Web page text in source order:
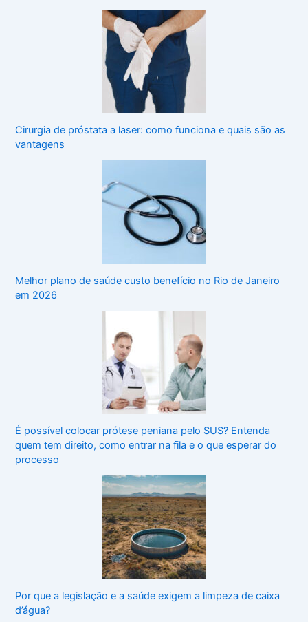
Cirurgia de próstata a laser: como funciona e quais são as
vantagens
Melhor plano de saúde custo benefício no Rio de Janeiro
em 2026
É possível colocar prótese peniana pelo SUS? Entenda
quem tem direito, como entrar na fila e o que esperar do
processo
Por que a legislação e a saúde exigem a limpeza de caixa
d’água?